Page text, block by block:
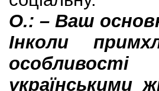
О.: – Ваш
Інколи
українськими